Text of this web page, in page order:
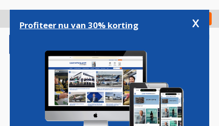
gaan
Check in
Magazine Podcasts Vacatures
Profiteer nu van 30% korting x